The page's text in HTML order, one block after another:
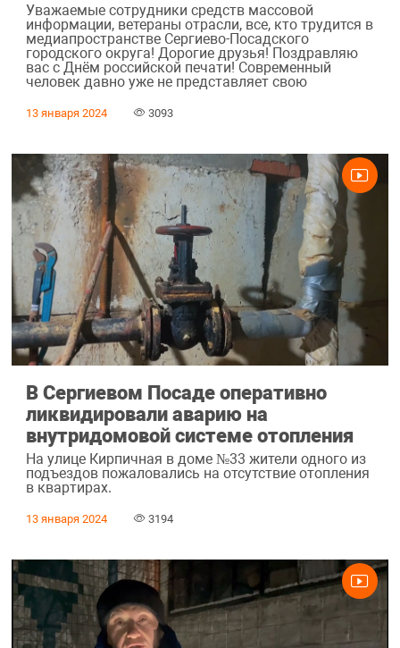
Уважаемые сотрудники средств массовой
информации, ветераны отрасли, все, кто трудится в
медиапространстве Сергиево-Посадского
городского округа! Дорогие друзья! Поздравляю
вас с Днём российской печати! Современный
человек давно уже не представляет свою
13 января 2024 3093
В Сергиевом Посаде оперативно
ликвидировали аварию на
внутридомовой системе отопления
На улице Кирпичная в доме №33 жители одного из
подъездов пожаловались на отсутствие отопления
в квартирах.
13 января 2024 3194